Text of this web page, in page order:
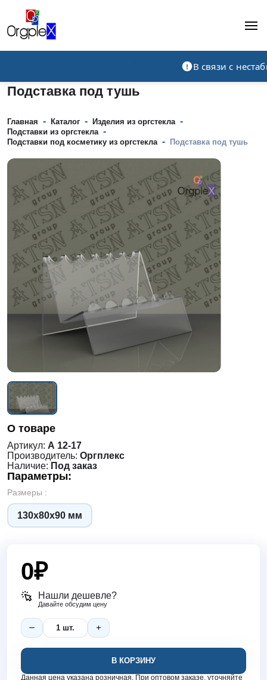
В связи с
Подставка под тушь
Главная - Каталог - Изделия из оргстекла -
Подставки из оргстекла -
Подставки под косметику из оргстекла - Подставка под тушь
О товаре
Артикул: А 12-17
Производитель: Оргплекс
Наличие: Под заказ
Параметры:
Размеры :
130х80х90 мм
0₽
Нашли дешевле?
Давайте обсудим цену
В КОРЗИНУ
Данная цена указана розничная. При оптовом заказе, уточняйте